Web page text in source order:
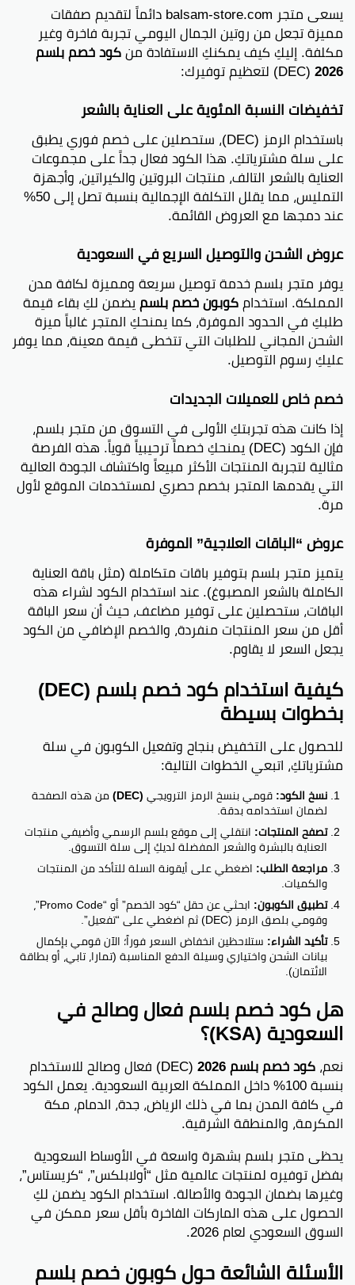
يسعى متجر balsam-store.com دائماً لتقديم صفقات
مميزة تجعل من روتين الجمال اليومي تجربة فاخرة وغير
مكلفة. إليكِ كيف يمكنكِ الاستفادة منكود خصم بلسم
2026(DEC) لتعظيم توفيرك:
تخفيضات النسبة المئوية على العناية بالشعر
باستخدام الرمز (DEC)، ستحصلين على خصم فوري يطبق
على سلة مشترياتكِ. هذا الكود فعال جداً على مجموعات
العناية بالشعر التالف، منتجات البروتين والكيراتين، وأجهزة
التمليس، مما يقلل التكلفة الإجمالية بنسبة تصل إلى 50%
عند دمجها مع العروض القائمة.
عروض الشحن والتوصيل السريع في السعودية
يوفر متجر بلسم خدمة توصيل سريعة ومميزة لكافة مدن
المملكة. استخدامكوبون خصم بلسميضمن لكِ بقاء قيمة
طلبكِ في الحدود الموفرة، كما يمنحكِ المتجر غالباً ميزة
الشحن المجاني للطلبات التي تتخطى قيمة معينة، مما يوفر
عليكِ رسوم التوصيل.
خصم خاص للعميلات الجديدات
إذا كانت هذه تجربتكِ الأولى في التسوق من متجر بلسم،
فإن الكود (DEC) يمنحكِ خصماً ترحيبياً قوياً. هذه الفرصة
مثالية لتجربة المنتجات الأكثر مبيعاً واكتشاف الجودة العالية
التي يقدمها المتجر بخصم حصري لمستخدمات الموقع لأول
مرة.
عروض “الباقات العلاجية” الموفرة
يتميز متجر بلسم بتوفير باقات متكاملة (مثل باقة العناية
الكاملة بالشعر المصبوغ). عند استخدام الكود لشراء هذه
الباقات، ستحصلين على توفير مضاعف، حيث أن سعر الباقة
أقل من سعر المنتجات منفردة، والخصم الإضافي من الكود
يجعل السعر لا يقاوم.
كيفية استخدام كود خصم بلسم (DEC)
بخطوات بسيطة
للحصول على التخفيض بنجاح وتفعيل الكوبون في سلة
مشترياتكِ، اتبعي الخطوات التالية:
نسخ الكود:قومي بنسخ الرمز الترويجي(DEC) من هذه الصفحة
لضمان استخدامه بدقة.
تصفح المنتجات: انتقلي إلى موقع بلسم الرسمي وأضيفي منتجات
العناية بالبشرة والشعر المفضلة لديكِ إلى سلة التسوق.
مراجعة الطلب: اضغطي على أيقونة السلة للتأكد من المنتجات
والكميات.
تطبيق الكوبون:
ابحثي عن حقل “كود الخصم” أو “Promo Code”،
وقومي بلصق الرمز (DEC) ثم اضغطي على “تفعيل”.
تأكيد الشراء: ستلاحظين انخفاض السعر فوراً؛ الآن قومي بإكمال
بيانات الشحن واختياري وسيلة الدفع المناسبة (تمارا، تابي، أو بطاقة
الائتمان).
هل كود خصم بلسم فعال وصالح في
السعودية (KSA)؟
نعم،كود خصم بلسم 2026 (DEC) فعال وصالح للاستخدام
بنسبة 100% داخل المملكة العربية السعودية. يعمل الكود
في كافة المدن بما في ذلك الرياض، جدة، الدمام، مكة
المكرمة، والمنطقة الشرقية.
يحظى متجر بلسم بشهرة واسعة في الأوساط السعودية
بفضل توفيره لمنتجات عالمية مثل “أولابلكس”، “كريستاس”،
وغيرها بضمان الجودة والأصالة. استخدام الكود يضمن لكِ
الحصول على هذه الماركات الفاخرة بأقل سعر ممكن في
السوق السعودي لعام 2026.
الأسئلة الشائعة حول كوبون خصم بلسم